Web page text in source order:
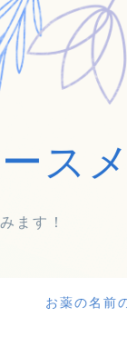
ス
ます！
お薬の名前